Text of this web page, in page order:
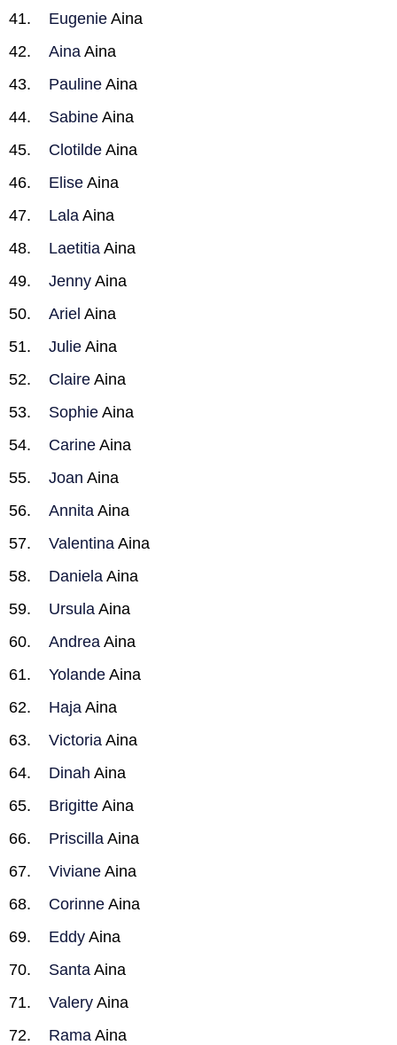
Eugenie Aina
Aina Aina
Pauline Aina
Sabine Aina
Clotilde Aina
Elise Aina
Lala Aina
Laetitia Aina
Jenny Aina
Ariel Aina
Julie Aina
Claire Aina
Sophie Aina
Carine Aina
Joan Aina
Annita Aina
Valentina Aina
Daniela Aina
Ursula Aina
Andrea Aina
Yolande Aina
Haja Aina
Victoria Aina
Dinah Aina
Brigitte Aina
Priscilla Aina
Viviane Aina
Corinne Aina
Eddy Aina
Santa Aina
Valery Aina
Rama Aina